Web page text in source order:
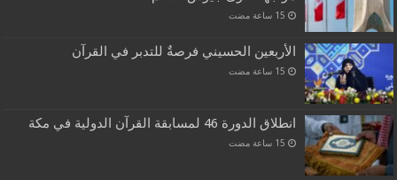
الأربعين الحسيني فرصةٌ للتدبر في القرآن
انطلاق الدورة 46 لمسابقة القرآن الدولية في مكة